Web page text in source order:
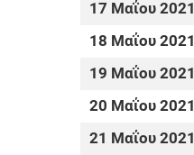
17 Μαΐου 2021
18 Μαΐου 2021
19 Μαΐου 2021
20 Μαΐου 2021
21 Μαΐου 2021